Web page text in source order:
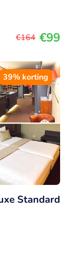
€164 €99
39% korting
Standard